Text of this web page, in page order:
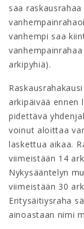
saa
vanhempi saa
arkipyhiä).
arkipäivää ennen
pidettävä
voinut aloittaa
laskettua aikaa.
viimeistään 14
Nykysääntelyn
viimeistään 30
Eritysäitiysraha
ainoastaan nimi